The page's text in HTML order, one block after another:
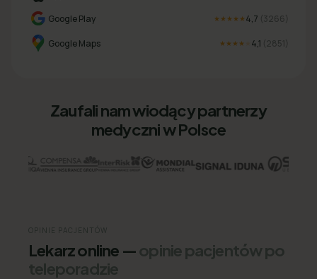
Google Play
★★★★★ 4,7 (3266
Google Maps ★★★★ 4,1 (2851
Zaufali nam wiodący partnerzy
medyczni w Polsce
OPINIE PACJENTÓW
Lekarz online —opinie pacjentów po
teleporadzie